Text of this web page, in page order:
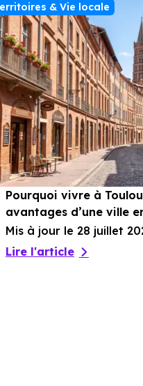
& Vie locale
Pourquoi vivre à
avantages d’une ville
Mis à jour le 28 juillet
Lire l'article